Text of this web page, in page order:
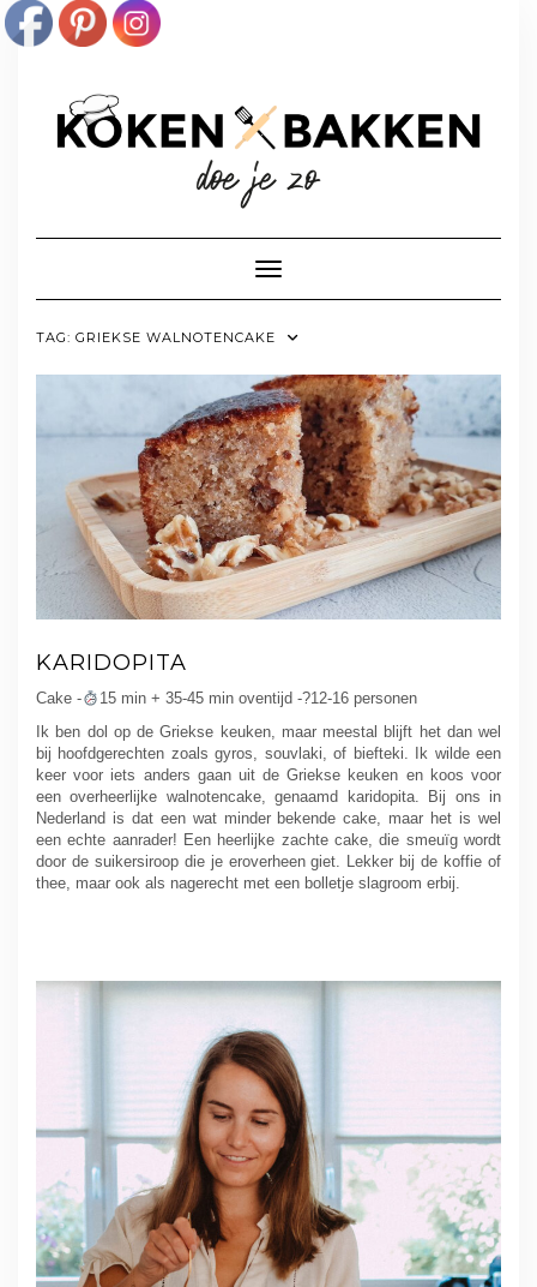
Toggle navigatie
TAG: GRIEKSE WALNOTENCAKE
KARIDOPITA
Cake -
15 min + 35-45 min oventijd -?12-16 personen
Ik ben dol op de Griekse keuken, maar meestal blijft het dan wel
bij hoofdgerechten zoals gyros, souvlaki, of biefteki. Ik wilde een
keer voor iets anders gaan uit de Griekse keuken en koos voor
een overheerlijke walnotencake, genaamd karidopita. Bij ons in
Nederland is dat een wat minder bekende cake, maar het is wel
een echte aanrader! Een heerlijke zachte cake, die smeuïg wordt
door de suikersiroop die je eroverheen giet. Lekker bij de koffie of
thee, maar ook als nagerecht met een bolletje slagroom erbij.